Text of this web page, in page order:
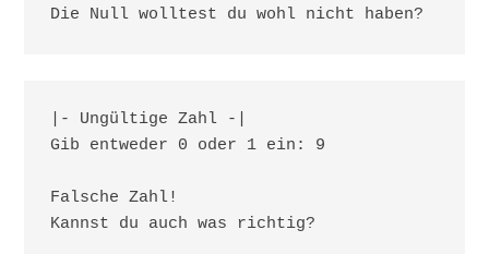
Die Null wolltest du wohl nicht haben?
|- Ungültige Zahl -|
Gib entweder 0 oder 1 ein: 9
Falsche Zahl!
Kannst du auch was richtig?